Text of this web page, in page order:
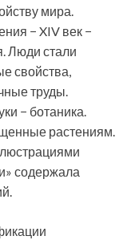
мира.
− XIV век −
Люди стали
свойства,
труды.
− ботаника.
растениям.
содержала